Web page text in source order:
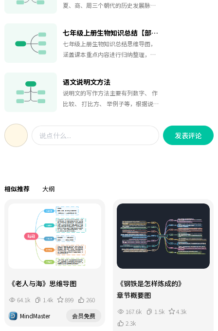
夏、商、周三个朝代的历史发展脉络
七年级上册生物知识总结【部分】
七年级上册生物知识总结思维导图，
涵盖课本重点内容进行归纳整理，非
巩固所学知识，学生更好地理解和记
忆知识。有需要的赶紧收藏下来一起
学习吧！
语文说明文方法
说明文的写作方法主要有列数字、 作
比较、 打比方、 举例子等，根据说明
法。
发表评论
相似推荐 大纲
《老人与海》思维导图
64.1k 1.4k 899
260
MindMaster
会员免费
《钢铁是怎样炼成的》
章节概要图
167.6k 1.5k
4.3k
2.3k